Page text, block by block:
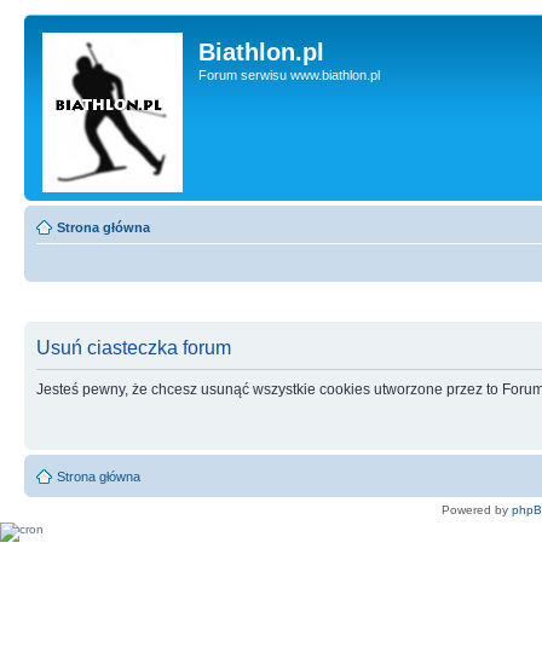
Biathlon.pl
Forum serwisu www.biathlon.pl
Strona główna
Usuń ciasteczka forum
Jesteś pewny, że chcesz usunąć wszystkie cookies utworzone przez to
Strona główna
Powered by